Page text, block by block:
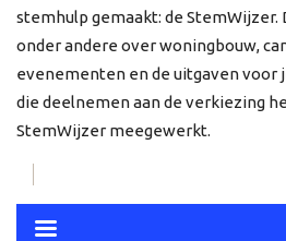
stemhulp gemaakt: de StemWijzer.
onder andere over woningbouw,
evenementen en de uitgaven voor
die deelnemen aan de verkiezing
StemWijzer meegewerkt.